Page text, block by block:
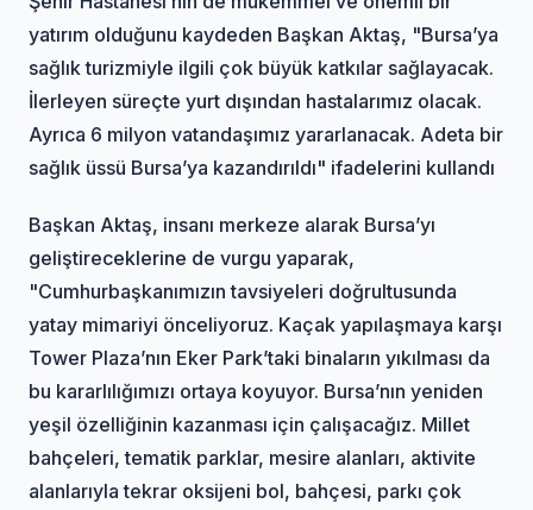
yatırım olduğunu kaydeden Başkan Aktaş, "Bursa’ya
sağlık turizmiyle ilgili çok büyük katkılar sağlayacak.
İlerleyen süreçte yurt dışından hastalarımız olacak.
Ayrıca 6 milyon vatandaşımız yararlanacak. Adeta bir
sağlık üssü Bursa’ya kazandırıldı" ifadelerini kullandı
Başkan Aktaş, insanı merkeze alarak Bursa’yı
geliştireceklerine de vurgu yaparak,
"Cumhurbaşkanımızın tavsiyeleri doğrultusunda
yatay mimariyi önceliyoruz. Kaçak yapılaşmaya karşı
Tower Plaza’nın Eker Park’taki binaların yıkılması da
bu kararlılığımızı ortaya koyuyor. Bursa’nın yeniden
yeşil özelliğinin kazanması için çalışacağız. Millet
bahçeleri, tematik parklar, mesire alanları, aktivite
alanlarıyla tekrar oksijeni bol, bahçesi, parkı çok